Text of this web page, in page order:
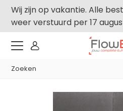
Wij zijn op vakantie. Alle
weer verstuurd per 17